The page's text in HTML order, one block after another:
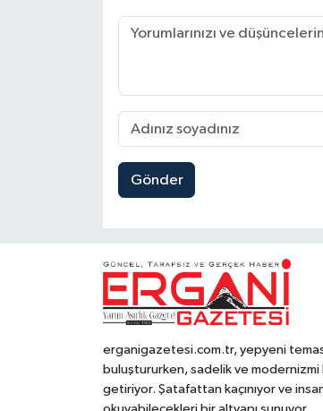
Gönder
erganigazetesi.com.tr, yepyeni
buluştururken, sadelik ve modernizmi
getiriyor. Şatafattan kaçınıyor ve